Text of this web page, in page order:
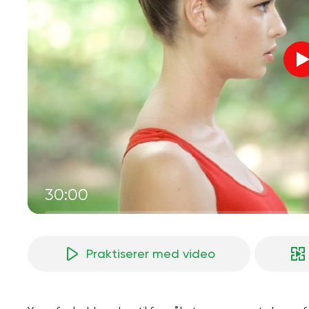
30:00
Praktiserer med video